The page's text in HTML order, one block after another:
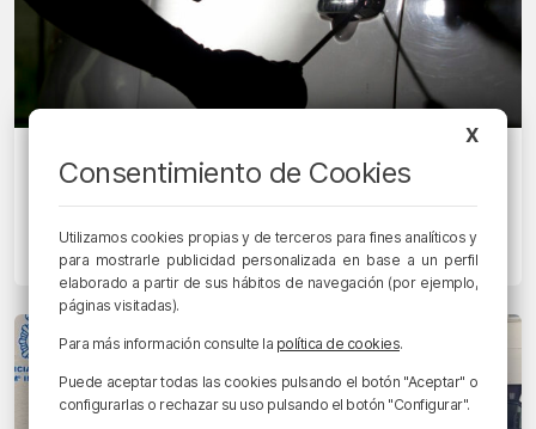
Tres menores detenidos por forzar
31/05/2023 • 08:34 • RADIO POPULAR - HERRI IRRATIA
X
Consentimiento de Cookies
Utilizamos cookies propias y de terceros para fines analíticos y
para mostrarle publicidad personalizada en base a un perfil
elaborado a partir de sus hábitos de navegación (por ejemplo,
páginas visitadas).
Para más información consulte la política de cookies.
Puede aceptar todas las cookies pulsando el botón "Aceptar" o
configurarlas o rechazar su uso pulsando el botón "Configurar".